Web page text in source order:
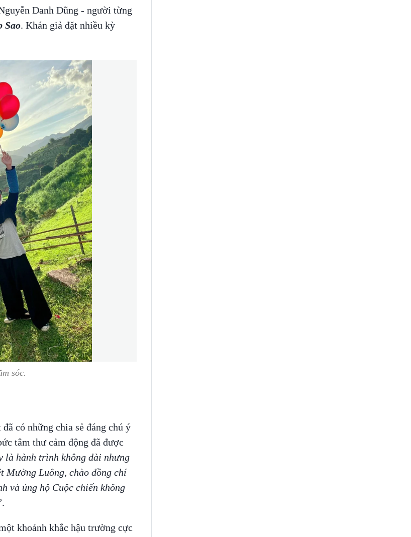
Danh Dũng - người từng
Sao. Khán giả đặt nhiều kỳ
sóc.
có những chia sẻ đáng chú ý
tâm thư cảm động đã được
là hành trình không dài nhưng
Mường Luông, chào đồng chí
và ủng hộ Cuộc chiến không
.
khoảnh khắc hậu trường cực